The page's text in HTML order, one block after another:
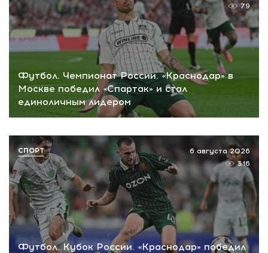
Футбол. Чемпионат России. «Краснодар» в
Москве победил «Спартак» и стал
единоличным лидером
79
Футбол. Кубок России. «Краснодар» победил
6 августа 2026
316
СПОРТ